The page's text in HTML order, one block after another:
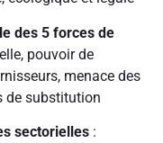
des 5 forces de
pouvoir de
menace des
de substitution
sectorielles :